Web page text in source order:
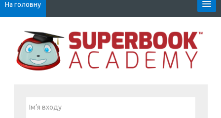
На головну
Locales
Українська ‎(uk)‎
Superbook Academy